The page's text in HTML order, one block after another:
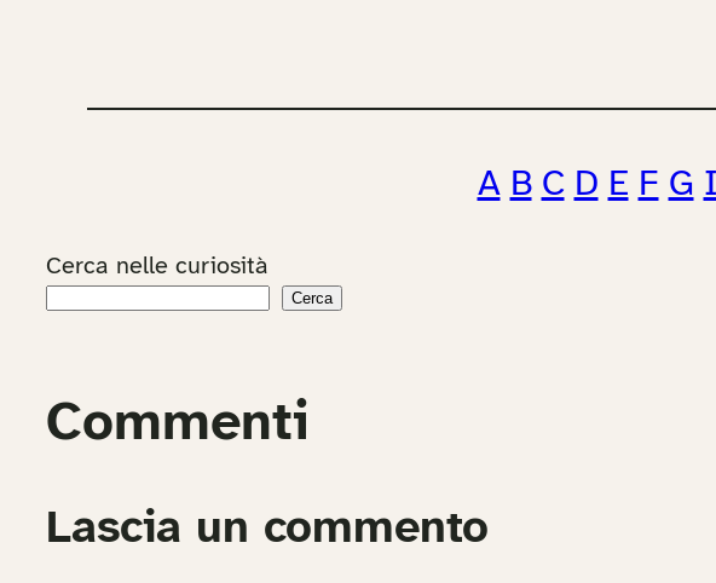
A B C D E F G I
Cerca nelle curiosità
Cerca
Commenti
Lascia un commento